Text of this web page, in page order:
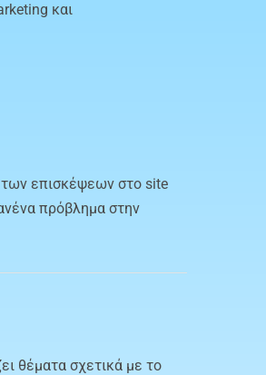
και
των επισκέψεων στο site
πρόβλημα στην
θέματα σχετικά με το